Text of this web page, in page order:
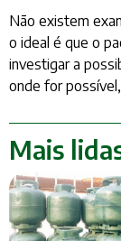
Não existem
o ideal é que o
investigar a
onde for
Mais